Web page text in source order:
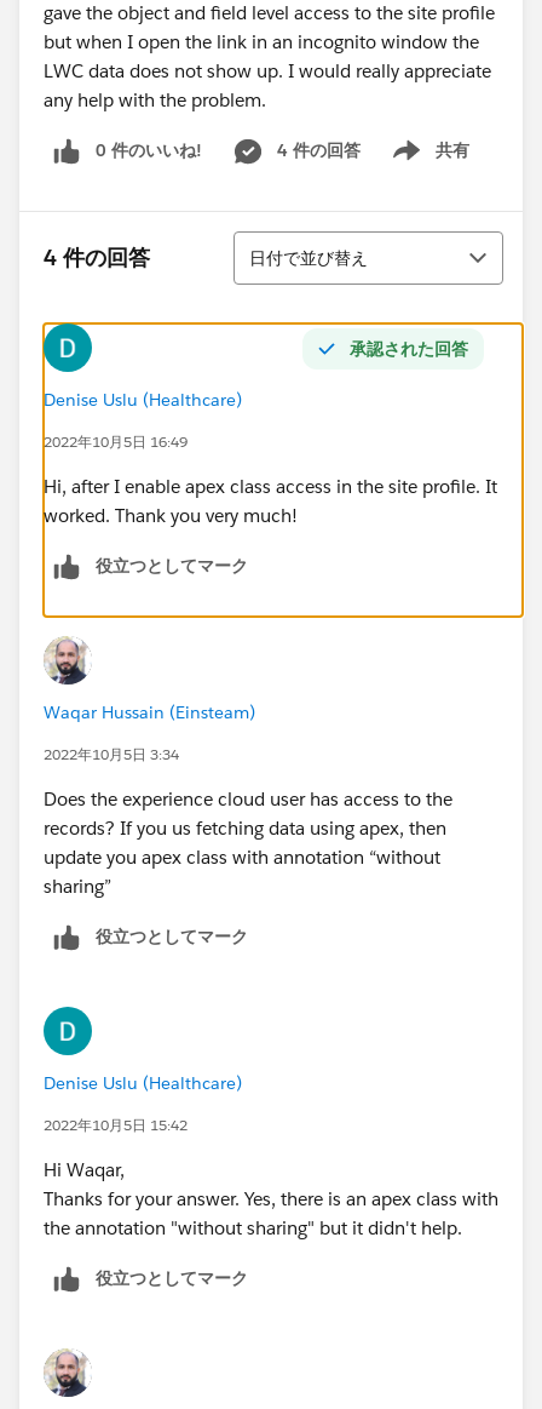
gave the object and field level access to the site profile
but when I open the link in an incognito window the
LWC data does not show up. I would really appreciate
any help with the problem.
0 件のいいね! 4 件の回答 共有
Show menu
4 件の回答
並び替え
日付で並び替え
承認された回答
Denise Uslu (Healthcare)
2022年10月5日 16:49
Hi, after I enable apex class access in the site profile. It
worked. Thank you very much!
役立つとしてマーク
Waqar Hussain (Einsteam)
2022年10月5日 3:34
Does the experience cloud user has access to the
records? If you us fetching data using apex, then
update you apex class with annotation “without
sharing”
役立つとしてマーク
Denise Uslu (Healthcare)
2022年10月5日 15:42
Hi Waqar,
Thanks for your answer. Yes, there is an apex class with
the annotation "without sharing" but it didn't help.
役立つとしてマーク